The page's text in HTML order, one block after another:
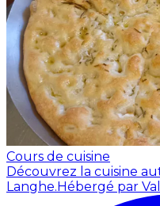
Cours de cuisine
Découvrez la cuisine
Langhe.Hébergé par